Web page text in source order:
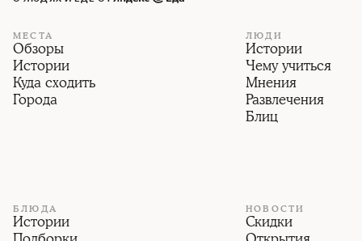
МЕСТА
Обзоры
Истории
Куда сходить
Города
ЛЮДИ
Истории
Чему учиться
Мнения
Развлечения
Блиц
БЛЮДА
Истории
НОВОСТИ
Скидки